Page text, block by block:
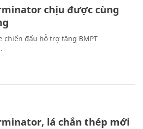
chịu được cùng
chiến đấu hỗ trợ tăng BMPT
lá chắn thép mới